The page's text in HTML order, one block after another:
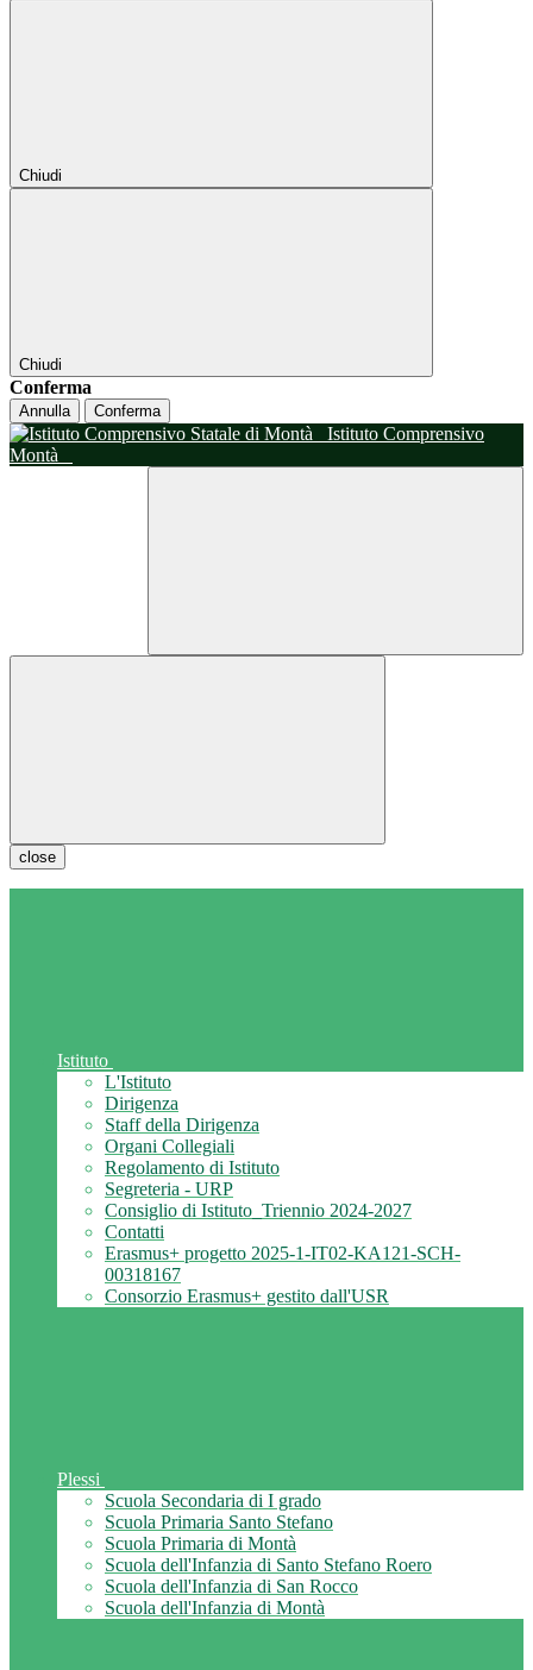
Chiudi
Chiudi
Conferma
Annulla Conferma
Istituto Comprensivo
Montà
close
Istituto
L'Istituto
Dirigenza
Staff della Dirigenza
Organi Collegiali
Regolamento di Istituto
Segreteria - URP
Consiglio di Istituto_Triennio 2024-2027
Contatti
Erasmus+ progetto 2025-1-IT02-KA121-SCH-
00318167
Consorzio Erasmus+ gestito dall'USR
Plessi
Scuola Secondaria di I grado
Scuola Primaria Santo Stefano
Scuola Primaria di Montà
Scuola dell'Infanzia di Santo Stefano Roero
Scuola dell'Infanzia di San Rocco
Scuola dell'Infanzia di Montà